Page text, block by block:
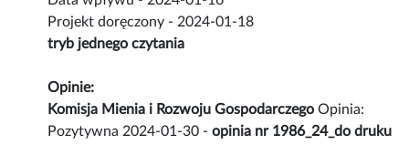
Projekt doręczony - 2024-01-18
tryb jednego czytania
Opinie:
Komisja Mienia i Rozwoju Gospodarczego Opinia:
Pozytywna 2024-01-30 -opinia nr 1986_24_do druku